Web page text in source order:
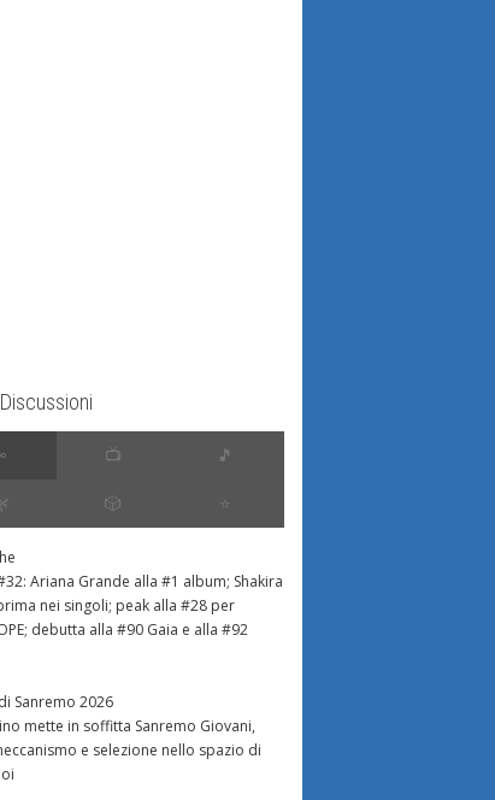
📺 🎵
🎲 ⭐️
Ariana Grande alla #1 album; Shakira
nei singoli; peak alla #28 per
debutta alla #90 Gaia e alla #92
Sanremo 2026
mette in soffitta Sanremo Giovani,
e selezione nello spazio di